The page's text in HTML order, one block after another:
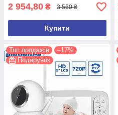
2 954,80 ₴ 3 560 ₴
Купити
Топ продажів
–17%
Подарунок